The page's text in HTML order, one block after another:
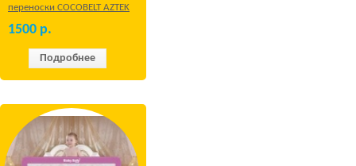
переноски COCOBELT AZTEK
1500 р.
Подробнее